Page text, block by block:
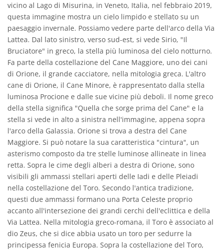
vicino al Lago di Misurina, in Veneto, Italia, nel febbraio 2019,
questa immagine mostra un cielo limpido e stellato su un
paesaggio invernale. Possiamo vedere parte dell'arco della Via
Lattea. Dal lato sinistro, verso sud-est, si vede Sirio, "Il
Bruciatore" in greco, la stella più luminosa del cielo notturno.
Fa parte della costellazione del Cane Maggiore, uno dei cani
di Orione, il grande cacciatore, nella mitologia greca. L'altro
cane di Orione, il Cane Minore, è rappresentato dalla stella
luminosa Procione e dalle sue vicine più deboli. Il nome greco
della stella significa "Quella che sorge prima del Cane" e la
stella si vede in alto a sinistra nell'immagine, appena sopra
l'arco della Galassia. Orione si trova a destra del Cane
Maggiore. Si può notare la sua caratteristica "cintura", un
asterismo composto da tre stelle luminose allineate in linea
retta. Sopra le cime degli alberi a destra di Orione, sono
visibili gli ammassi stellari aperti delle Iadi e delle Pleiadi
nella costellazione del Toro. Secondo l'antica tradizione,
questi due ammassi formano una Porta Celeste proprio
accanto all'intersezione dei grandi cerchi dell'eclittica e della
Via Lattea. Nella mitologia greco-romana, il Toro è associato al
dio Zeus, che si dice abbia usato un toro per sedurre la
principessa fenicia Europa. Sopra la costellazione del Toro,